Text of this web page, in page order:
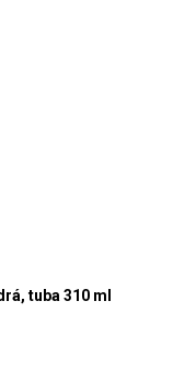
tuba 310 ml